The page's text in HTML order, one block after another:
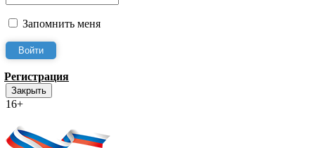
Запомнить меня
Регистрация
Закрыть
16+